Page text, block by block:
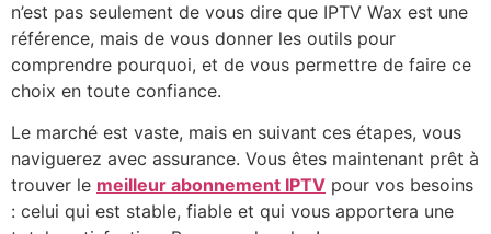
n’est pas seulement de vous dire que IPTV Wax est une
référence, mais de vous donner les outils pour
comprendre pourquoi, et de vous permettre de faire ce
choix en toute confiance.
Le marché est vaste, mais en suivant ces étapes, vous
naviguerez avec assurance. Vous êtes maintenant prêt à
trouver le meilleur abonnement IPTV pour vos besoins
: celui qui est stable, fiable et qui vous apportera une